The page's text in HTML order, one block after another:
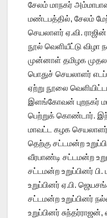
சேலம் மாநகர்
மண்டபத்தில், சேலம்
செயலாளர் ஏ.வி.
நூல் வெளியீட்டு விழா
முன்னாள் தமிழக
பொதுச் செயலாளர்
ஏற்று நூலை
இளங்கோவன் புறநகர்
பெற்றுக் கொண்டார்.
மாவட்ட கழக
தெற்கு சட்டமன்ற
வீரபாண்டி சட்டமன்ற
சட்டமன்ற உறுப்பினர்
உறுப்பினர் ஏ.பி.
சட்டமன்ற உறுப்பினர்
உறுப்பினர்